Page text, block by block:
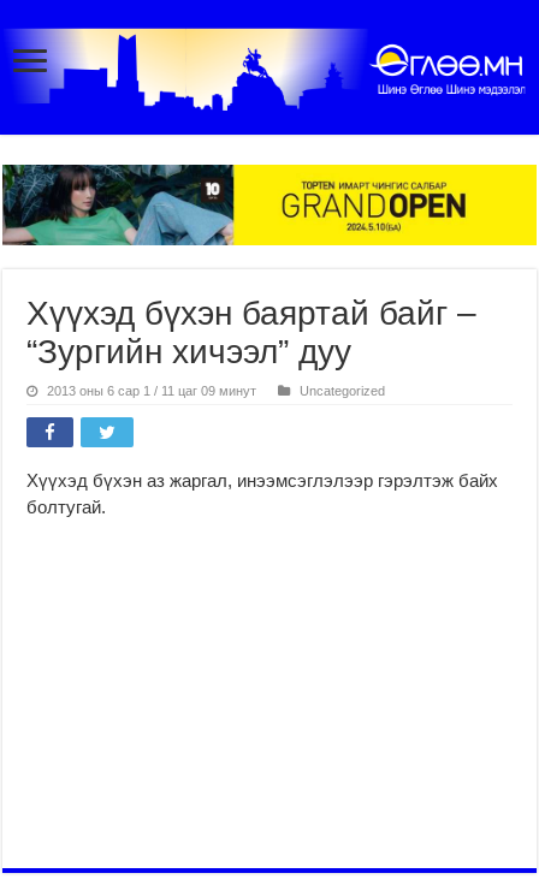
Хүүхэд бүхэн баяртай байг –
“Зургийн хичээл” дуу
2013 оны 6 сар 1 / 11 цаг 09 минут Uncategorized
Хүүхэд бүхэн аз жаргал, инээмсэглэлээр гэрэлтэж байх
болтугай.